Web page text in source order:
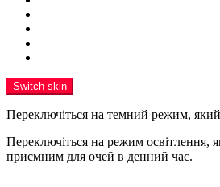
Switch skin
Переключіться на темний режим,
Переключіться на режим освітлення,
приємним для очей в денний час.